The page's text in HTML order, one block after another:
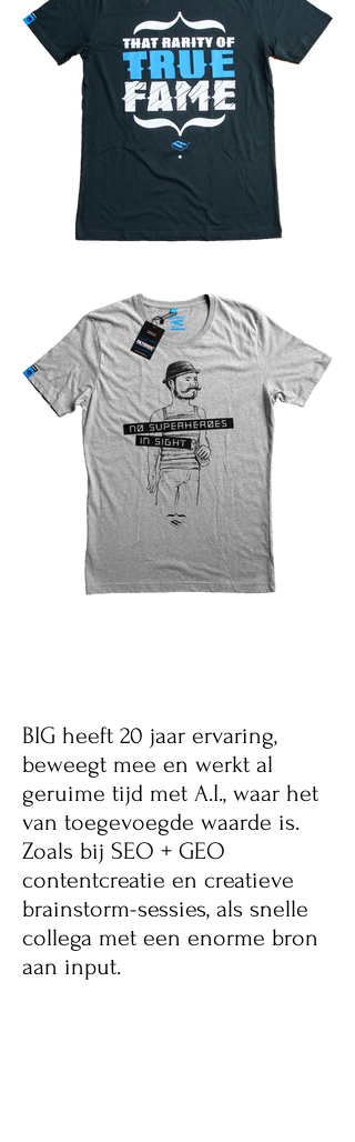
BIG heeft 20 jaar ervaring,
beweegt mee en werkt al
geruime tijd met A.I., waar het
van toegevoegde waarde is.
Zoals bij SEO + GEO
contentcreatie en creatieve
brainstorm-sessies, als snelle
collega met een enorme bron
aan input.